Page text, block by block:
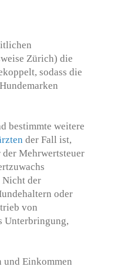
Zürich) die
sodass die
bestimmte weitere
der Fall ist,
der Mehrwertsteuer
Nicht der
oder
von
Unterbringung,
Einkommen